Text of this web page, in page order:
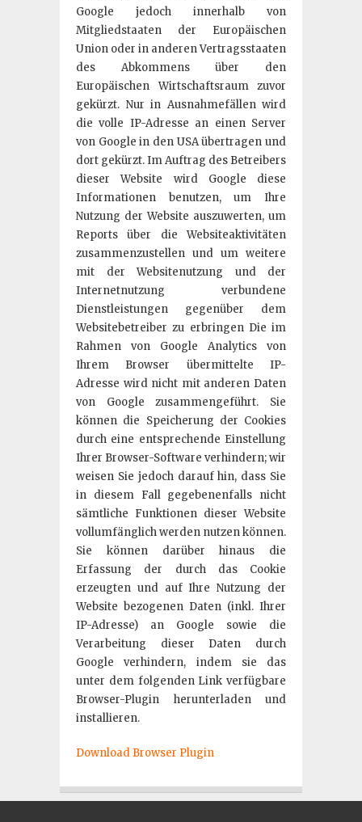
Google jedoch innerhalb von
Mitgliedstaaten der Europäischen
Union oder in anderen Vertragsstaaten
des Abkommens über den
Europäischen Wirtschaftsraum zuvor
gekürzt. Nur in Ausnahmefällen wird
die volle IP-Adresse an einen Server
von Google in den USA übertragen und
dort gekürzt. Im Auftrag des Betreibers
dieser Website wird Google diese
Informationen benutzen, um Ihre
Nutzung der Website auszuwerten, um
Reports über die Websiteaktivitäten
zusammenzustellen und um weitere
mit der Websitenutzung und der
Internetnutzung verbundene
Dienstleistungen gegenüber dem
Websitebetreiber zu erbringen Die im
Rahmen von Google Analytics von
Ihrem Browser übermittelte IP-
Adresse wird nicht mit anderen Daten
von Google zusammengeführt. Sie
können die Speicherung der Cookies
durch eine entsprechende Einstellung
Ihrer Browser-Software verhindern; wir
weisen Sie jedoch darauf hin, dass Sie
in diesem Fall gegebenenfalls nicht
sämtliche Funktionen dieser Website
vollumfänglich werden nutzen können.
Sie können darüber hinaus die
Erfassung der durch das Cookie
erzeugten und auf Ihre Nutzung der
Website bezogenen Daten (inkl. Ihrer
IP-Adresse) an Google sowie die
Verarbeitung dieser Daten durch
Google verhindern, indem sie das
unter dem folgenden Link verfügbare
Browser-Plugin herunterladen und
installieren.
Download Browser Plugin